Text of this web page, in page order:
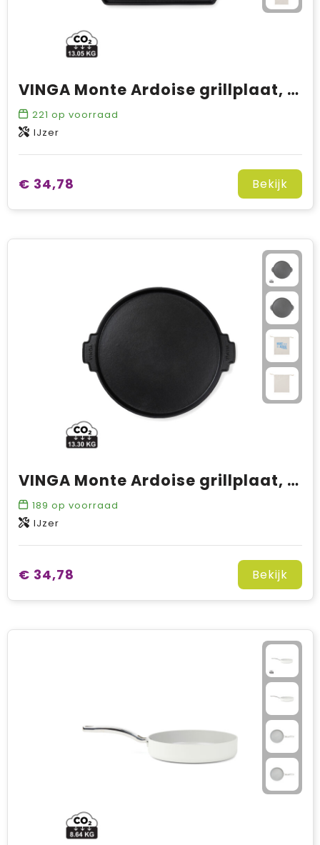
VINGA Monte Ardoise grillplaat, rechthoekig
221 op voorraad
IJzer
€ 34,78 Bekijk
VINGA Monte Ardoise grillplaat, 30 cm ø
189 op voorraad
IJzer
€ 34,78 Bekijk